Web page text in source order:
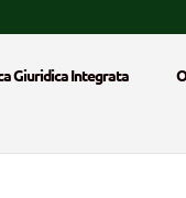
Giuridica Integrata